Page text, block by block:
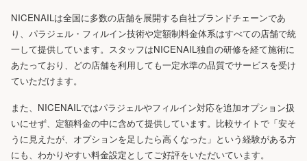
NICENAILは全国に多数の店舗を展開する自社ブランドチェーンであ
り、パラジェル・フィルイン技術や定額制料金体系はすべての店舗で統
一して提供しています。スタッフはNICENAIL独自の研修を経て施術に
あたっており、どの店舗を利用しても一定水準の品質でサービスを受け
ていただけます。
また、NICENAILではパラジェルやフィルイン対応を追加オプション扱
いにせず、定額料金の中に含めて提供しています。比較サイトで「安そ
うに見えたが、オプションを足したら高くなった」という経験がある方
にも、わかりやすい料金設定としてご好評をいただいています。